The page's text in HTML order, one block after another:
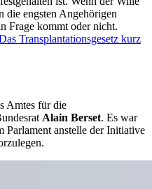
die engsten Angehörigen
Frage kommt oder nicht.
Transplantationsgesetz kurz
Amtes für die
Alain Berset. Es war
Parlament anstelle der Initiative